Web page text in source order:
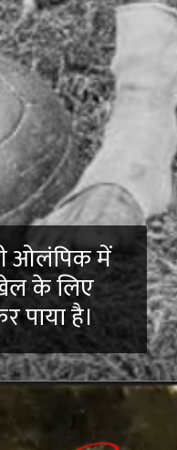
ओलंपिक में
के लिए
पाया है।